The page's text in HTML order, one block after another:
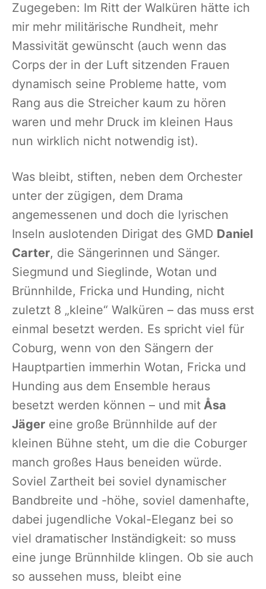
Zugegeben: Im Ritt der Walküren hätte ich
mir mehr militärische Rundheit, mehr
Massivität gewünscht (auch wenn das
Corps der in der Luft sitzenden Frauen
dynamisch seine Probleme hatte, vom
Rang aus die Streicher kaum zu hören
waren und mehr Druck im kleinen Haus
nun wirklich nicht notwendig ist).
Was bleibt, stiften, neben dem Orchester
unter der zügigen, dem Drama
angemessenen und doch die lyrischen
Inseln auslotenden Dirigat des GMD Daniel
Carter, die Sängerinnen und Sänger.
Siegmund und Sieglinde, Wotan und
Brünnhilde, Fricka und Hunding, nicht
zuletzt 8 „kleine“ Walküren – das muss erst
einmal besetzt werden. Es spricht viel für
Coburg, wenn von den Sängern der
Hauptpartien immerhin Wotan, Fricka und
Hunding aus dem Ensemble heraus
besetzt werden können – und mit Åsa
Jäger eine große Brünnhilde auf der
kleinen Bühne steht, um die die Coburger
manch großes Haus beneiden würde.
Soviel Zartheit bei soviel dynamischer
Bandbreite und -höhe, soviel damenhafte,
dabei jugendliche Vokal-Eleganz bei so
viel dramatischer Inständigkeit: so muss
eine junge Brünnhilde klingen. Ob sie auch
so aussehen muss, bleibt eine